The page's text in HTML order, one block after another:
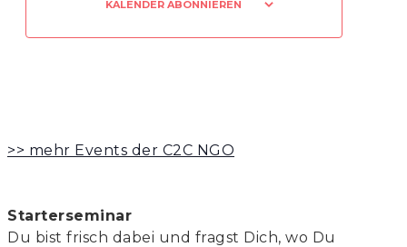
KALENDER ABONNIEREN
>> mehr Events der C2C NGO
Starterseminar
Du bist frisch dabei und fragst Dich, wo Du